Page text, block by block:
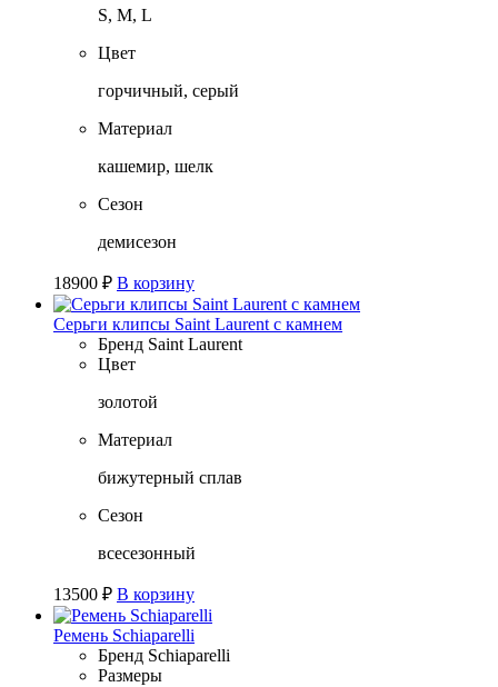
S, M, L
Цвет
горчичный, серый
Материал
кашемир, шелк
Сезон
демисезон
18900 ₽ В корзину
Серьги клипсы Saint Laurent с камнем
Бренд Saint Laurent
Цвет
золотой
Материал
бижутерный сплав
Сезон
всесезонный
13500 ₽ В корзину
Ремень Schiaparelli
Бренд Schiaparelli
Размеры